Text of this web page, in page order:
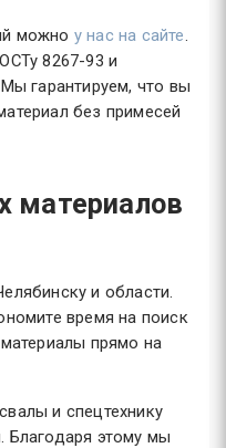
можно у нас на сайте.
8267-93 и
гарантируем, что вы
без примесей
материалов
и области.
время на поиск
прямо на
и спецтехнику
Благодаря этому мы